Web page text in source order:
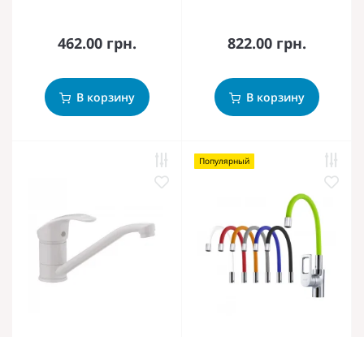
462.00 грн.
В корзину
822.00 грн.
В корзину
Популярный